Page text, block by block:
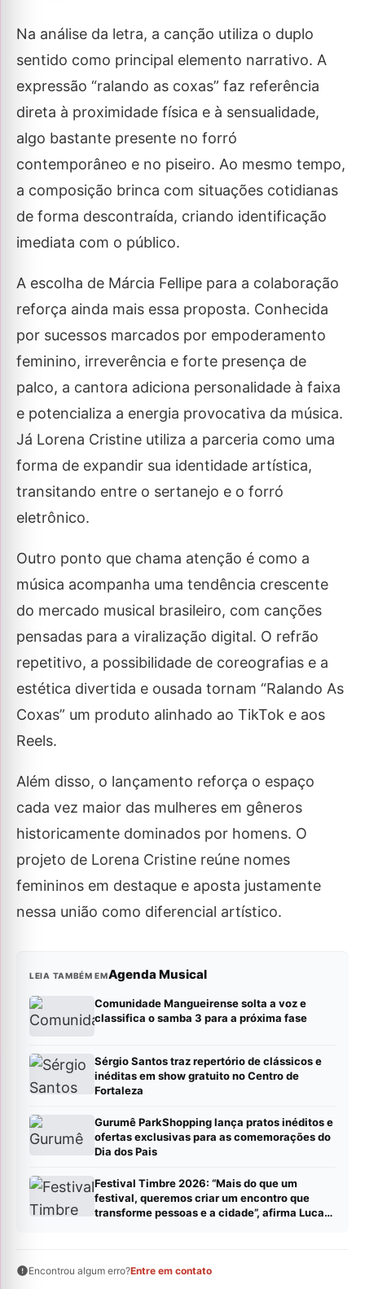
Na análise da letra, a canção utiliza o duplo
sentido como principal elemento narrativo. A
expressão “ralando as coxas” faz referência
direta à proximidade física e à sensualidade,
algo bastante presente no forró
contemporâneo e no piseiro. Ao mesmo tempo,
a composição brinca com situações cotidianas
de forma descontraída, criando identificação
imediata com o público.
A escolha de Márcia Fellipe para a colaboração
reforça ainda mais essa proposta. Conhecida
por sucessos marcados por empoderamento
feminino, irreverência e forte presença de
palco, a cantora adiciona personalidade à faixa
e potencializa a energia provocativa da música.
Já Lorena Cristine utiliza a parceria como uma
forma de expandir sua identidade artística,
transitando entre o sertanejo e o forró
eletrônico.
Outro ponto que chama atenção é como a
música acompanha uma tendência crescente
do mercado musical brasileiro, com canções
pensadas para a viralização digital. O refrão
repetitivo, a possibilidade de coreografias e a
estética divertida e ousada tornam “Ralando As
Coxas” um produto alinhado ao TikTok e aos
Reels.
Além disso, o lançamento reforça o espaço
cada vez maior das mulheres em gêneros
historicamente dominados por homens. O
projeto de Lorena Cristine reúne nomes
femininos em destaque e aposta justamente
nessa união como diferencial artístico.
LEIA TAMBÉM EMAgenda Musical
Comunidade Mangueirense solta a voz e
classifica o samba 3 para a próxima fase
Sérgio Santos traz repertório de clássicos e
inéditas em show gratuito no Centro de
Fortaleza
Gurumê ParkShopping lança pratos inéditos e
ofertas exclusivas para as comemorações do
Dia dos Pais
Festival Timbre 2026: “Mais do que um
festival, queremos criar um encontro que
transforme pessoas e a cidade”, afirma Lucas
Encontrou algum erro?Entre em contato